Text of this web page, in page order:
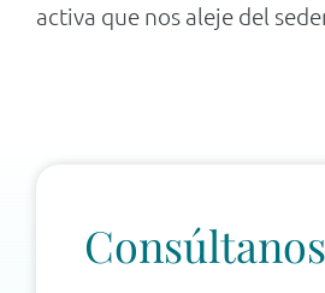
activa que nos aleje del
Consúltanos